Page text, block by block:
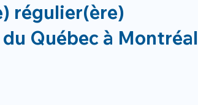
régulier(ère)
Québec à Montréal